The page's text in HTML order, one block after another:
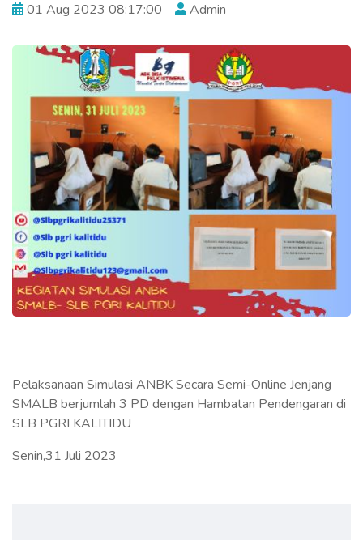
01 Aug 2023 08:17:00 Admin
Pelaksanaan Simulasi ANBK Secara Semi-Online Jenjang
SMALB berjumlah 3 PD dengan Hambatan Pendengaran di
SLB PGRI KALITIDU
Senin,31 Juli 2023